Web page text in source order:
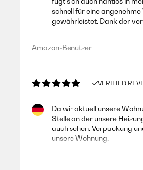
schnell für eine
gewährleistet. Dank der
Amazon-Benutzer
VERIFIED
Da wir aktuell unsere
Stelle an der unsere
auch sehen. Verpackung
unsere Wohnung.